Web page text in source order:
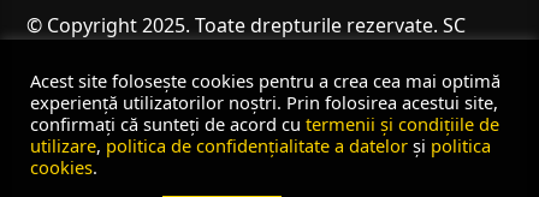
© Copyright 2025. Toate drepturile rezervate. SC
Acest site folosește cookies pentru a crea cea mai optimă
experiență utilizatorilor noștri. Prin folosirea acestui site,
confirmați că sunteți de acord cu termenii și condițiile de
utilizare, politica de confidențialitate a datelor și politica
cookies.